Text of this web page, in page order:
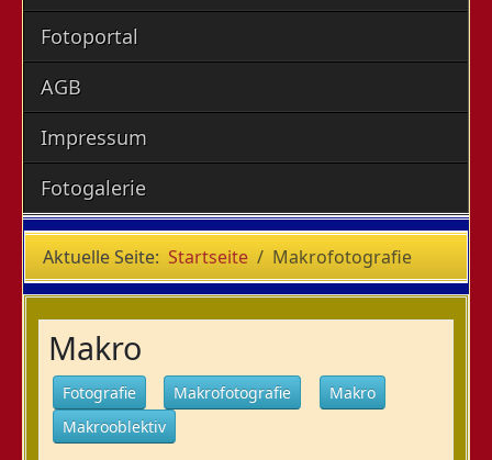
Fotoportal
AGB
Impressum
Fotogalerie
Aktuelle Seite: Startseite Makrofotografie
Makro
Fotografie Makrofotografie
Makro
Makrooblektiv